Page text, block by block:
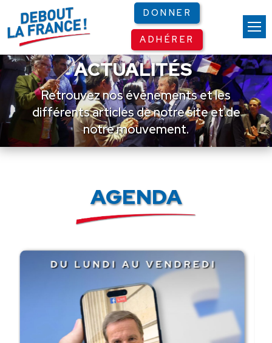
DONNER
ADHÉRER
ACTUALITÉS
Retrouvez nos événements et les
différents articles de notre site et de
notre mouvement.
AGENDA
Panneau de gestion des cookies